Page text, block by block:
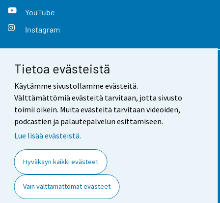
Tietoa evästeistä
Käytämme sivustollamme evästeitä.
Välttämättömiä evästeitä tarvitaan, jotta sivusto
toimii oikein. Muita evästeitä tarvitaan videoiden,
podcastien ja palautepalvelun esittämiseen.
Lue lisää evästeistä.
Hyväksyn kaikki evästeet
Vain välttämättömät evästeet
YouTube
Instagram
Yhteystiedot
Palaute
Käyttöehdot
Saavutettavuus
Tietoa sivustosta
Evästeasetukset